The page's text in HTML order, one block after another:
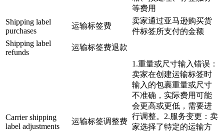
等费用
Shipping label
purchases
运输标签费
卖家通过亚马逊购买货
件标签所支付的金额
Shipping label
refunds
运输标签费退款
Carrier shipping
label adjustments
运输标签调整费
1.重量或尺寸输入错误：
卖家在创建运输标签时
输入的包裹重量或尺寸
不准确，实际费用可能
会更高或更低，需要进
行调整。2.服务变更：卖
家选择了特定的运输方